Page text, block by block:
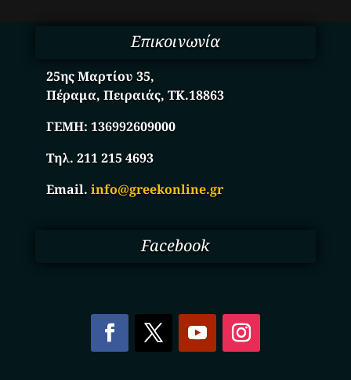
Επικοινωνία
25ης Μαρτίου 35,
Πέραμα, Πειραιάς, ΤΚ.18863
ΓΕΜΗ:136992609000
Τηλ. 211 215 4693
Email.info@greekonline.gr
Facebook